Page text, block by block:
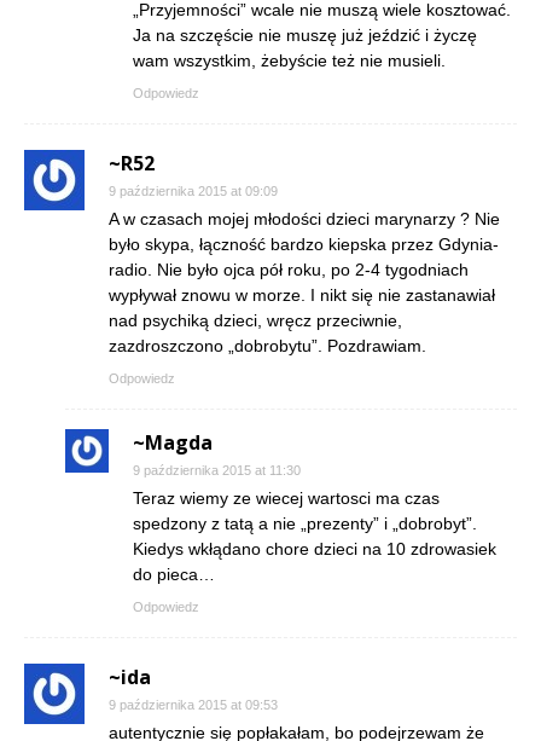
„Przyjemności” wcale nie muszą wiele kosztować.
Ja na szczęście nie muszę już jeździć i życzę
wam wszystkim, żebyście też nie musieli.
Odpowiedz
~R52
9 października 2015 at 09:09
A w czasach mojej młodości dzieci marynarzy ? Nie
było skypa, łączność bardzo kiepska przez Gdynia-
radio. Nie było ojca pół roku, po 2-4 tygodniach
wypływał znowu w morze. I nikt się nie zastanawiał
nad psychiką dzieci, wręcz przeciwnie,
zazdroszczono „dobrobytu”. Pozdrawiam.
Odpowiedz
~Magda
9 października 2015 at 11:30
Teraz wiemy ze wiecej wartosci ma czas
spedzony z tatą a nie „prezenty” i „dobrobyt”.
Kiedys wkłądano chore dzieci na 10 zdrowasiek
do pieca…
Odpowiedz
~ida
9 października 2015 at 09:53
autentycznie się popłakałam, bo podejrzewam że